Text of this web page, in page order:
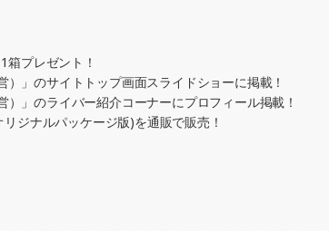
イベント）
・PRイベント）
プレゼント！
」のサイトトップ画面スライドショーに掲載！
」のライバー紹介コーナーにプロフィール掲載！
ジナルパッケージ版)を通販で販売！